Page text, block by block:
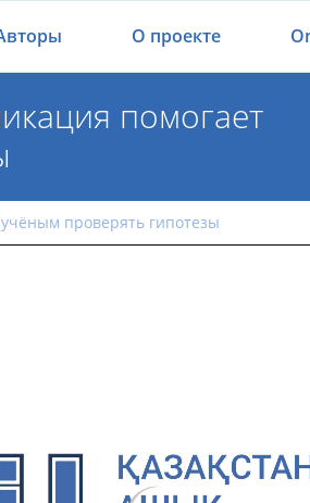
О проекте
помогает
проверять гипотезы
помогает учёным